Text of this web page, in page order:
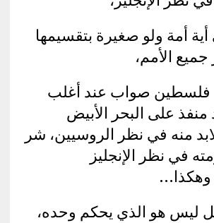
أمة ولو صغيرة بتقسيمها
الأمم،
فلسطين صواب عند أغلب
منفذ على البحر الأبيض
منه في نظر الروسيين، شر
في نظر الإنجليز
وهكذا…
ليس هو الذي يحكم وحده،